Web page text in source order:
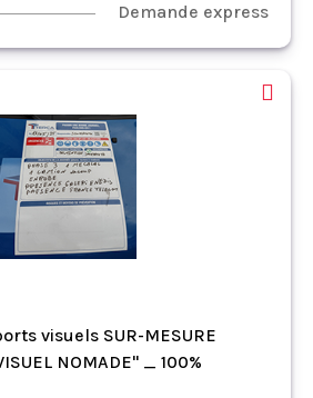
Demande express
visuels SUR-MESURE
NOMADE" _ 100%